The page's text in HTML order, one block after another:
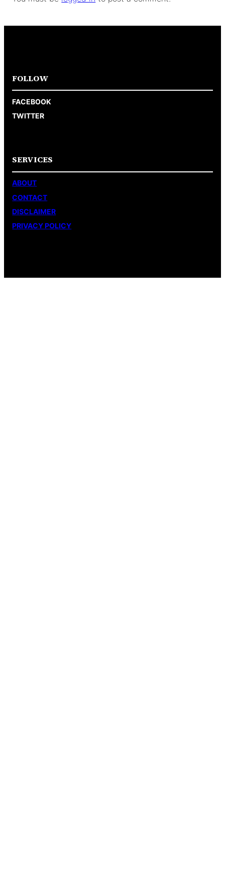
FOLLOW
FACEBOOK
TWITTER
SERVICES
ABOUT
CONTACT
DISCLAIMER
PRIVACY POLICY